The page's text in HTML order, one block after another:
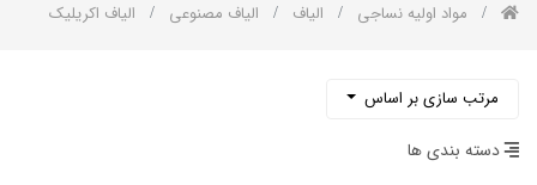
مواد اولیه نساجی الیاف الیاف مصنوعی الیاف اکریلیک
مرتب سازی بر اساس
دسته بندی ها